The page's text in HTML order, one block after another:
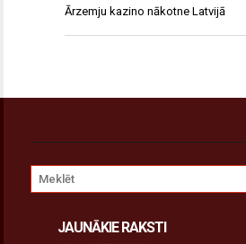
Ārzemju kazino nākotne Latvijā
JAUNĀKIE RAKSTI